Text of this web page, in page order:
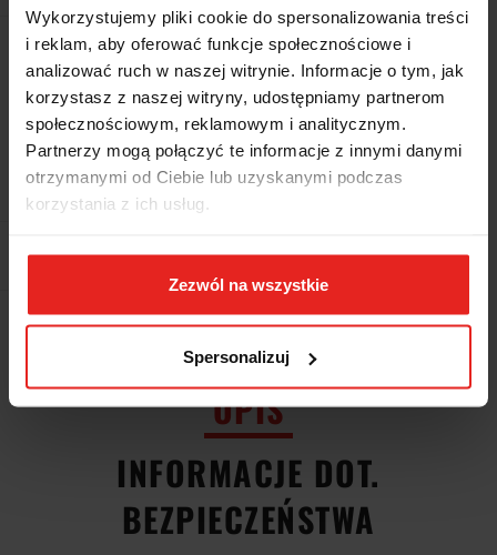
Wykorzystujemy pliki cookie do spersonalizowania treści
i reklam, aby oferować funkcje społecznościowe i
analizować ruch w naszej witrynie. Informacje o tym, jak
korzystasz z naszej witryny, udostępniamy partnerom
społecznościowym, reklamowym i analitycznym.
Partnerzy mogą połączyć te informacje z innymi danymi
otrzymanymi od Ciebie lub uzyskanymi podczas
korzystania z ich usług.
Zezwól na wszystkie
Spersonalizuj
Wysyłka w ciągu 5 dni
Cena przesyłki 0
Dostępność Brak towaru
Waga 1.04 kg
Pobierz produkt do PDF
EAN 8013629420922
OPIS
INFORMACJE DOT.
BEZPIECZEŃSTWA